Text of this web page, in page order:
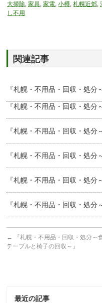
大掃除,家具,家電,小樽,札幌近郊,
し不用
関連記事
『札幌・不用品・回収・処分
『札幌・不用品・回収・処分
『札幌・不用品・回収・処分
『札幌・不用品・回収・処分
『札幌・不用品・回収・処分
『札幌・不用品・回収・処分
←
『札幌・不用品・回収・処分～
テーブルと椅子の回収～』
最近の記事